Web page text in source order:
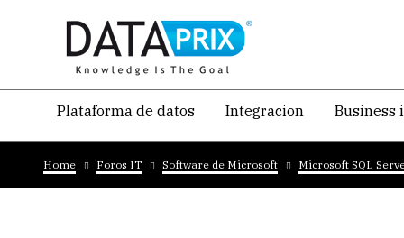
content
Navegacion
temática
principal
Plataforma de datos Integracion Business
Breadcrumb
Home Foros IT Software de Microsoft Microsoft SQL